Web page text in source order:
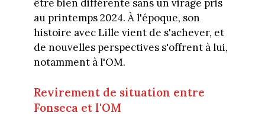
être bien différente sans un virage pris
au printemps 2024. À l'époque, son
histoire avec Lille vient de s'achever, et
de nouvelles perspectives s'offrent à lui,
notamment à l'OM.
Revirement de situation entre
Fonseca et l'OM